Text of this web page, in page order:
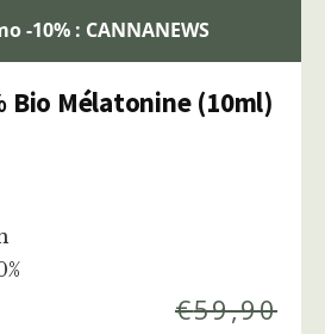
-10% : CANNANEWS
Bio Mélatonine (10ml)
€59,90